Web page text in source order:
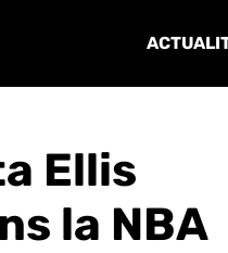
Ellis
la NBA